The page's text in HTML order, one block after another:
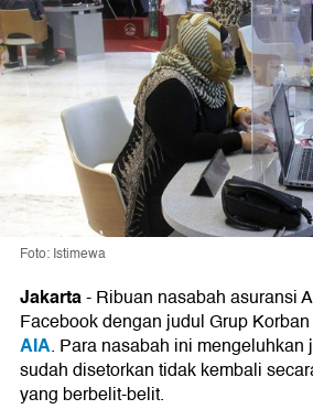
Foto: Istimewa
Jakarta-Ribuan nasabah asuransi
Facebook dengan judul Grup
AIA. Para nasabah ini mengeluhkan
sudah disetorkan tidak kembali
yang berbelit-belit.